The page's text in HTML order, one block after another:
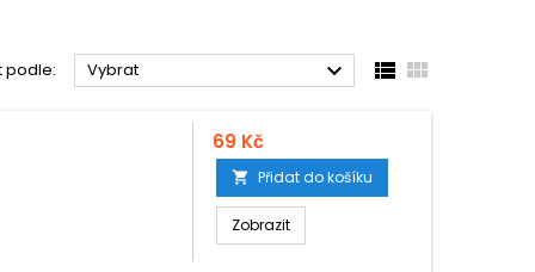
podle: Vybrat   
69 Kč
 Přidat do košíku
Zobrazit